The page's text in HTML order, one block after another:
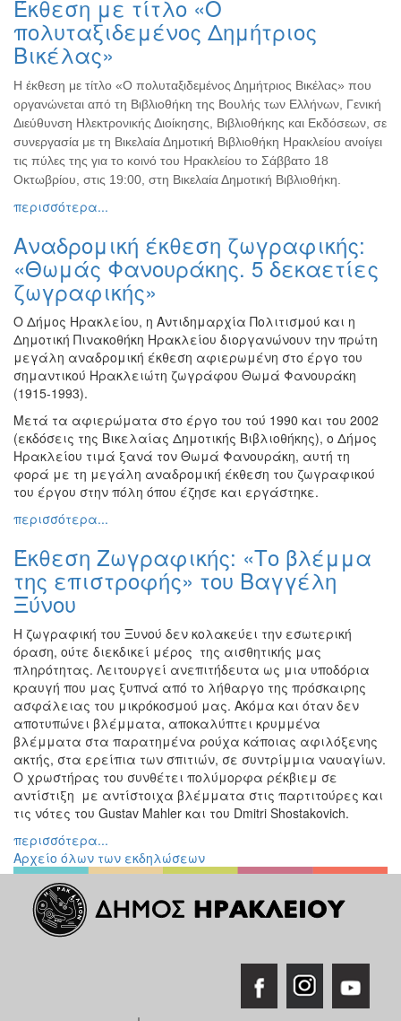
Ζωγραφική
Φωτογραφία
Τραγούδι
Μουσική
Κινηματογράφος
Χορός
Θέατρο
Παζάρι
Συνέδρια
Ημερίδες
-
Διημερίδες
Σεμινάρια-
Διαλέξεις-
Ομιλίες
Διάφορες
Εκθέσεις
Εκδηλώσεις
για
Παιδιά
Εκδηλώσεις
ΤΟΠΟΣ
ΜΑΣ
ΔΗΜΟΣ
ΠΟΛΙΤΙΣΜΟΣ
ΑΝΘΕΚΤΙΚΗ
ΠΟΛΗ
Έκθεση με τίτλο «Ο
πολυταξιδεμένος Δημήτριος
Βικέλας»
Η έκθεση με τίτλο «Ο πολυταξιδεμένος Δημήτριος Βικέλας» που
οργανώνεται από τη Βιβλιοθήκη της Βουλής των Ελλήνων, Γενική
Διεύθυνση Ηλεκτρονικής Διοίκησης, Βιβλιοθήκης και Εκδόσεων, σε
συνεργασία με τη Βικελαία Δημοτική Βιβλιοθήκη Ηρακλείου ανοίγει
τις πύλες της για το κοινό του Ηρακλείου το Σάββατο 18
Οκτωβρίου, στις 19:00, στη Βικελαία Δημοτική Βιβλιοθήκη.
περισσότερα...
Αναδρομική έκθεση ζωγραφικής:
«Θωμάς Φανουράκης. 5 δεκαετίες
ζωγραφικής»
Ο Δήμος Ηρακλείου, η Αντιδημαρχία Πολιτισμού και η
Δημοτική Πινακοθήκη Ηρακλείου διοργανώνουν την πρώτη
μεγάλη αναδρομική έκθεση αφιερωμένη στο έργο του
σημαντικού Ηρακλειώτη ζωγράφου Θωμά Φανουράκη
(1915-1993).
Μετά τα αφιερώματα στο έργο του τού 1990 και του 2002
(εκδόσεις της Βικελαίας Δημοτικής Βιβλιοθήκης), ο Δήμος
Ηρακλείου τιμά ξανά τον Θωμά Φανουράκη, αυτή τη
φορά με τη μεγάλη αναδρομική έκθεση του ζωγραφικού
του έργου στην πόλη όπου έζησε και εργάστηκε.
περισσότερα...
Έκθεση Ζωγραφικής: «Το βλέμμα
της επιστροφής» του Βαγγέλη
Ξύνου
Η ζωγραφική του Ξυνού δεν κολακεύει την εσωτερική
όραση, ούτε διεκδικεί μέρος της αισθητικής μας
πληρότητας. Λειτουργεί ανεπιτήδευτα ως μια υποδόρια
κραυγή που μας ξυπνά από το λήθαργο της πρόσκαιρης
ασφάλειας του μικρόκοσμού μας. Ακόμα και όταν δεν
αποτυπώνει βλέμματα, αποκαλύπτει κρυμμένα
βλέμματα στα παρατημένα ρούχα κάποιας αφιλόξενης
ακτής, στα ερείπια των σπιτιών, σε συντρίμμια ναυαγίων.
Ο χρωστήρας του συνθέτει πολύμορφα ρέκβιεμ σε
αντίστιξη με αντίστοιχα βλέμματα στις παρτιτούρες και
τις νότες του Gustav Mahler και του Dmitri Shostakovich.
περισσότερα...
Αρχείο όλων των εκδηλώσεων